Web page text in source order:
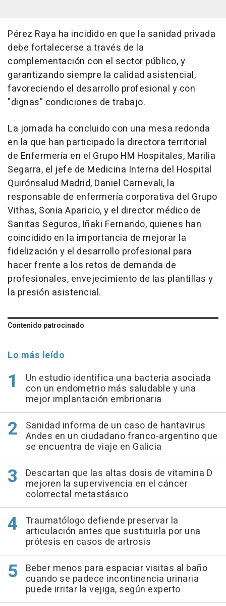
Pérez Raya ha incidido en que la sanidad privada
debe fortalecerse a través de la
complementación con el sector público, y
garantizando siempre la calidad asistencial,
favoreciendo el desarrollo profesional y con
"dignas" condiciones de trabajo.
La jornada ha concluido con una mesa redonda
en la que han participado la directora territorial
de Enfermería en el Grupo HM Hospitales, Marilia
Segarra, el jefe de Medicina Interna del Hospital
Quirónsalud Madrid, Daniel Carnevali, la
responsable de enfermería corporativa del Grupo
Vithas, Sonia Aparicio, y el director médico de
Sanitas Seguros, Iñaki Fernando, quienes han
coincidido en la importancia de mejorar la
fidelización y el desarrollo profesional para
hacer frente a los retos de demanda de
profesionales, envejecimiento de las plantillas y
la presión asistencial.
Contenido patrocinado
Lo más leído
Un estudio identifica una bacteria asociada
con un endometrio más saludable y una
mejor implantación embrionaria
Sanidad informa de un caso de hantavirus
Andes en un ciudadano franco-argentino que
se encuentra de viaje en Galicia
Descartan que las altas dosis de vitamina D
mejoren la supervivencia en el cáncer
colorrectal metastásico
Traumatólogo defiende preservar la
articulación antes que sustituirla por una
prótesis en casos de artrosis
Beber menos para espaciar visitas al baño
cuando se padece incontinencia urinaria
puede irritar la vejiga, según experto